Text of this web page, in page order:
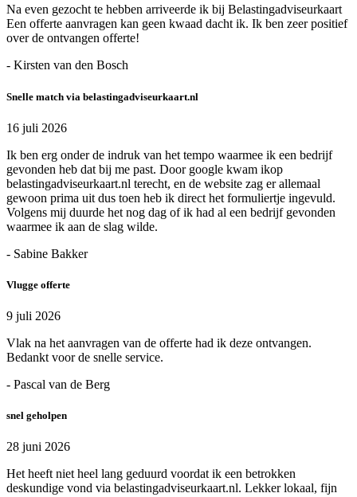
Na even gezocht te hebben arriveerde ik bij Belastingadviseurkaart
Een offerte aanvragen kan geen kwaad dacht ik. Ik ben zeer positief
over de ontvangen offerte!
- Kirsten van den Bosch
Snelle match via belastingadviseurkaart.nl
16 juli 2026
Ik ben erg onder de indruk van het tempo waarmee ik een bedrijf
gevonden heb dat bij me past. Door google kwam ikop
belastingadviseurkaart.nl terecht, en de website zag er allemaal
gewoon prima uit dus toen heb ik direct het formuliertje ingevuld.
Volgens mij duurde het nog dag of ik had al een bedrijf gevonden
waarmee ik aan de slag wilde.
- Sabine Bakker
Vlugge offerte
9 juli 2026
Vlak na het aanvragen van de offerte had ik deze ontvangen.
Bedankt voor de snelle service.
- Pascal van de Berg
snel geholpen
28 juni 2026
Het heeft niet heel lang geduurd voordat ik een betrokken
deskundige vond via belastingadviseurkaart.nl. Lekker lokaal, fijn